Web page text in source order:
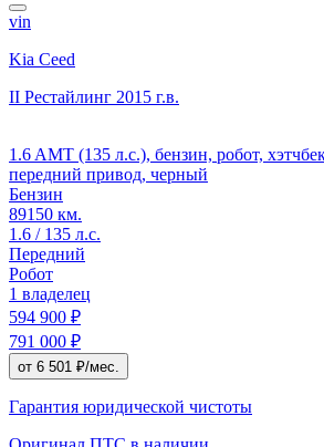
vin
Kia Ceed
II Рестайлинг 2015 г.в.
1.6 AMT (135 л.с.), бензин, робот,
передний привод, черный
Бензин
89150 км.
1.6 / 135 л.с.
Передний
Робот
1 владелец
594 900 ₽
791 000 ₽
от 6 501 ₽/мес.
Гарантия юридической чистоты